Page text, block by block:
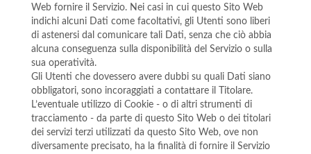
Web fornire il Servizio. Nei casi in cui questo Sito Web
indichi alcuni Dati come facoltativi, gli Utenti sono liberi
di astenersi dal comunicare tali Dati, senza che ciò abbia
alcuna conseguenza sulla disponibilità del Servizio o sulla
sua operatività.
Gli Utenti che dovessero avere dubbi su quali Dati siano
obbligatori, sono incoraggiati a contattare il Titolare.
L’eventuale utilizzo di Cookie - o di altri strumenti di
tracciamento - da parte di questo Sito Web o dei titolari
dei servizi terzi utilizzati da questo Sito Web, ove non
diversamente precisato, ha la finalità di fornire il Servizio